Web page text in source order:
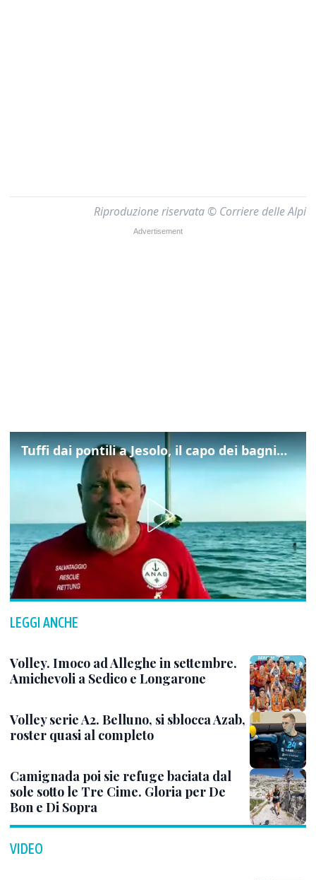
Riproduzione riservata © Corriere delle Alpi
Tuffi dai pontili a Jesolo, il capo dei bagnini: "L'impegno di tutti per evitare altre tragedie"
LEGGI ANCHE
Volley. Imoco ad Alleghe in settembre.
Amichevoli a Sedico e Longarone
Volley serie A2. Belluno, si sblocca Azab,
roster quasi al completo
Camignada poi sie refuge baciata dal
sole sotto le Tre Cime. Gloria per De
Bon e Di Sopra
VIDEO